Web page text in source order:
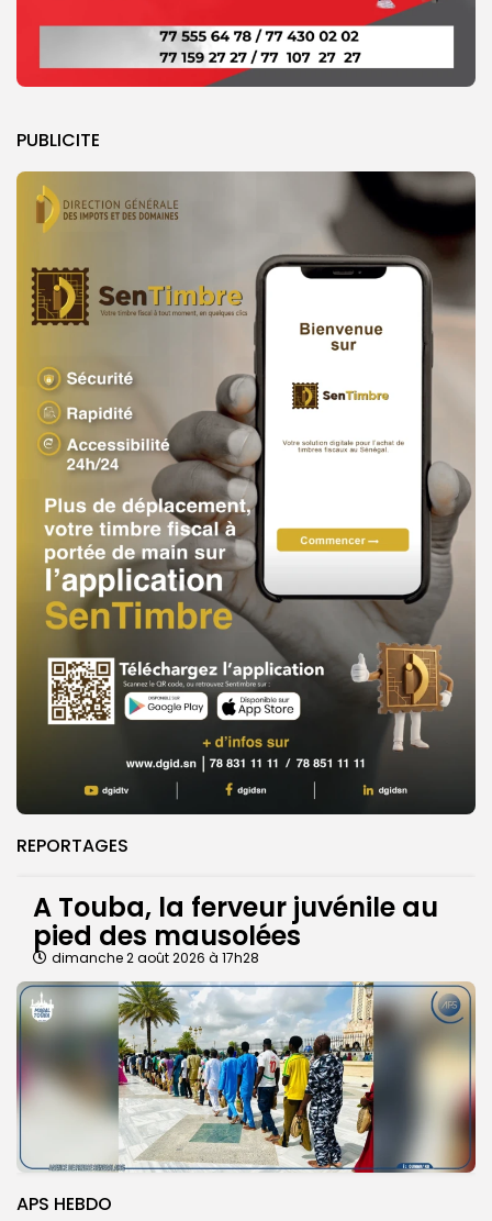
PUBLICITE
REPORTAGES
A Touba, la ferveur juvénile au
pied des mausolées
dimanche 2 août 2026 à 17h28
APS HEBDO